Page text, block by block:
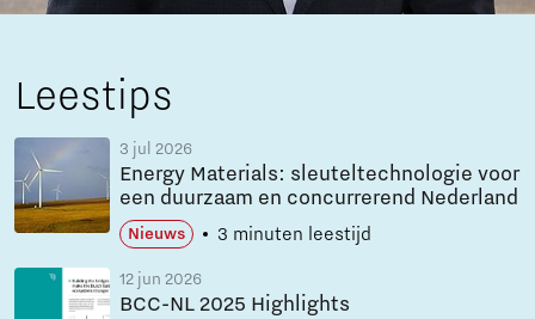
Leestips
3 jul 2026
Energy Materials: sleuteltechnologie voor
een duurzaam en concurrerend Nederland
Nieuws 3 minuten leestijd
12 jun 2026
BCC-NL 2025 Highlights